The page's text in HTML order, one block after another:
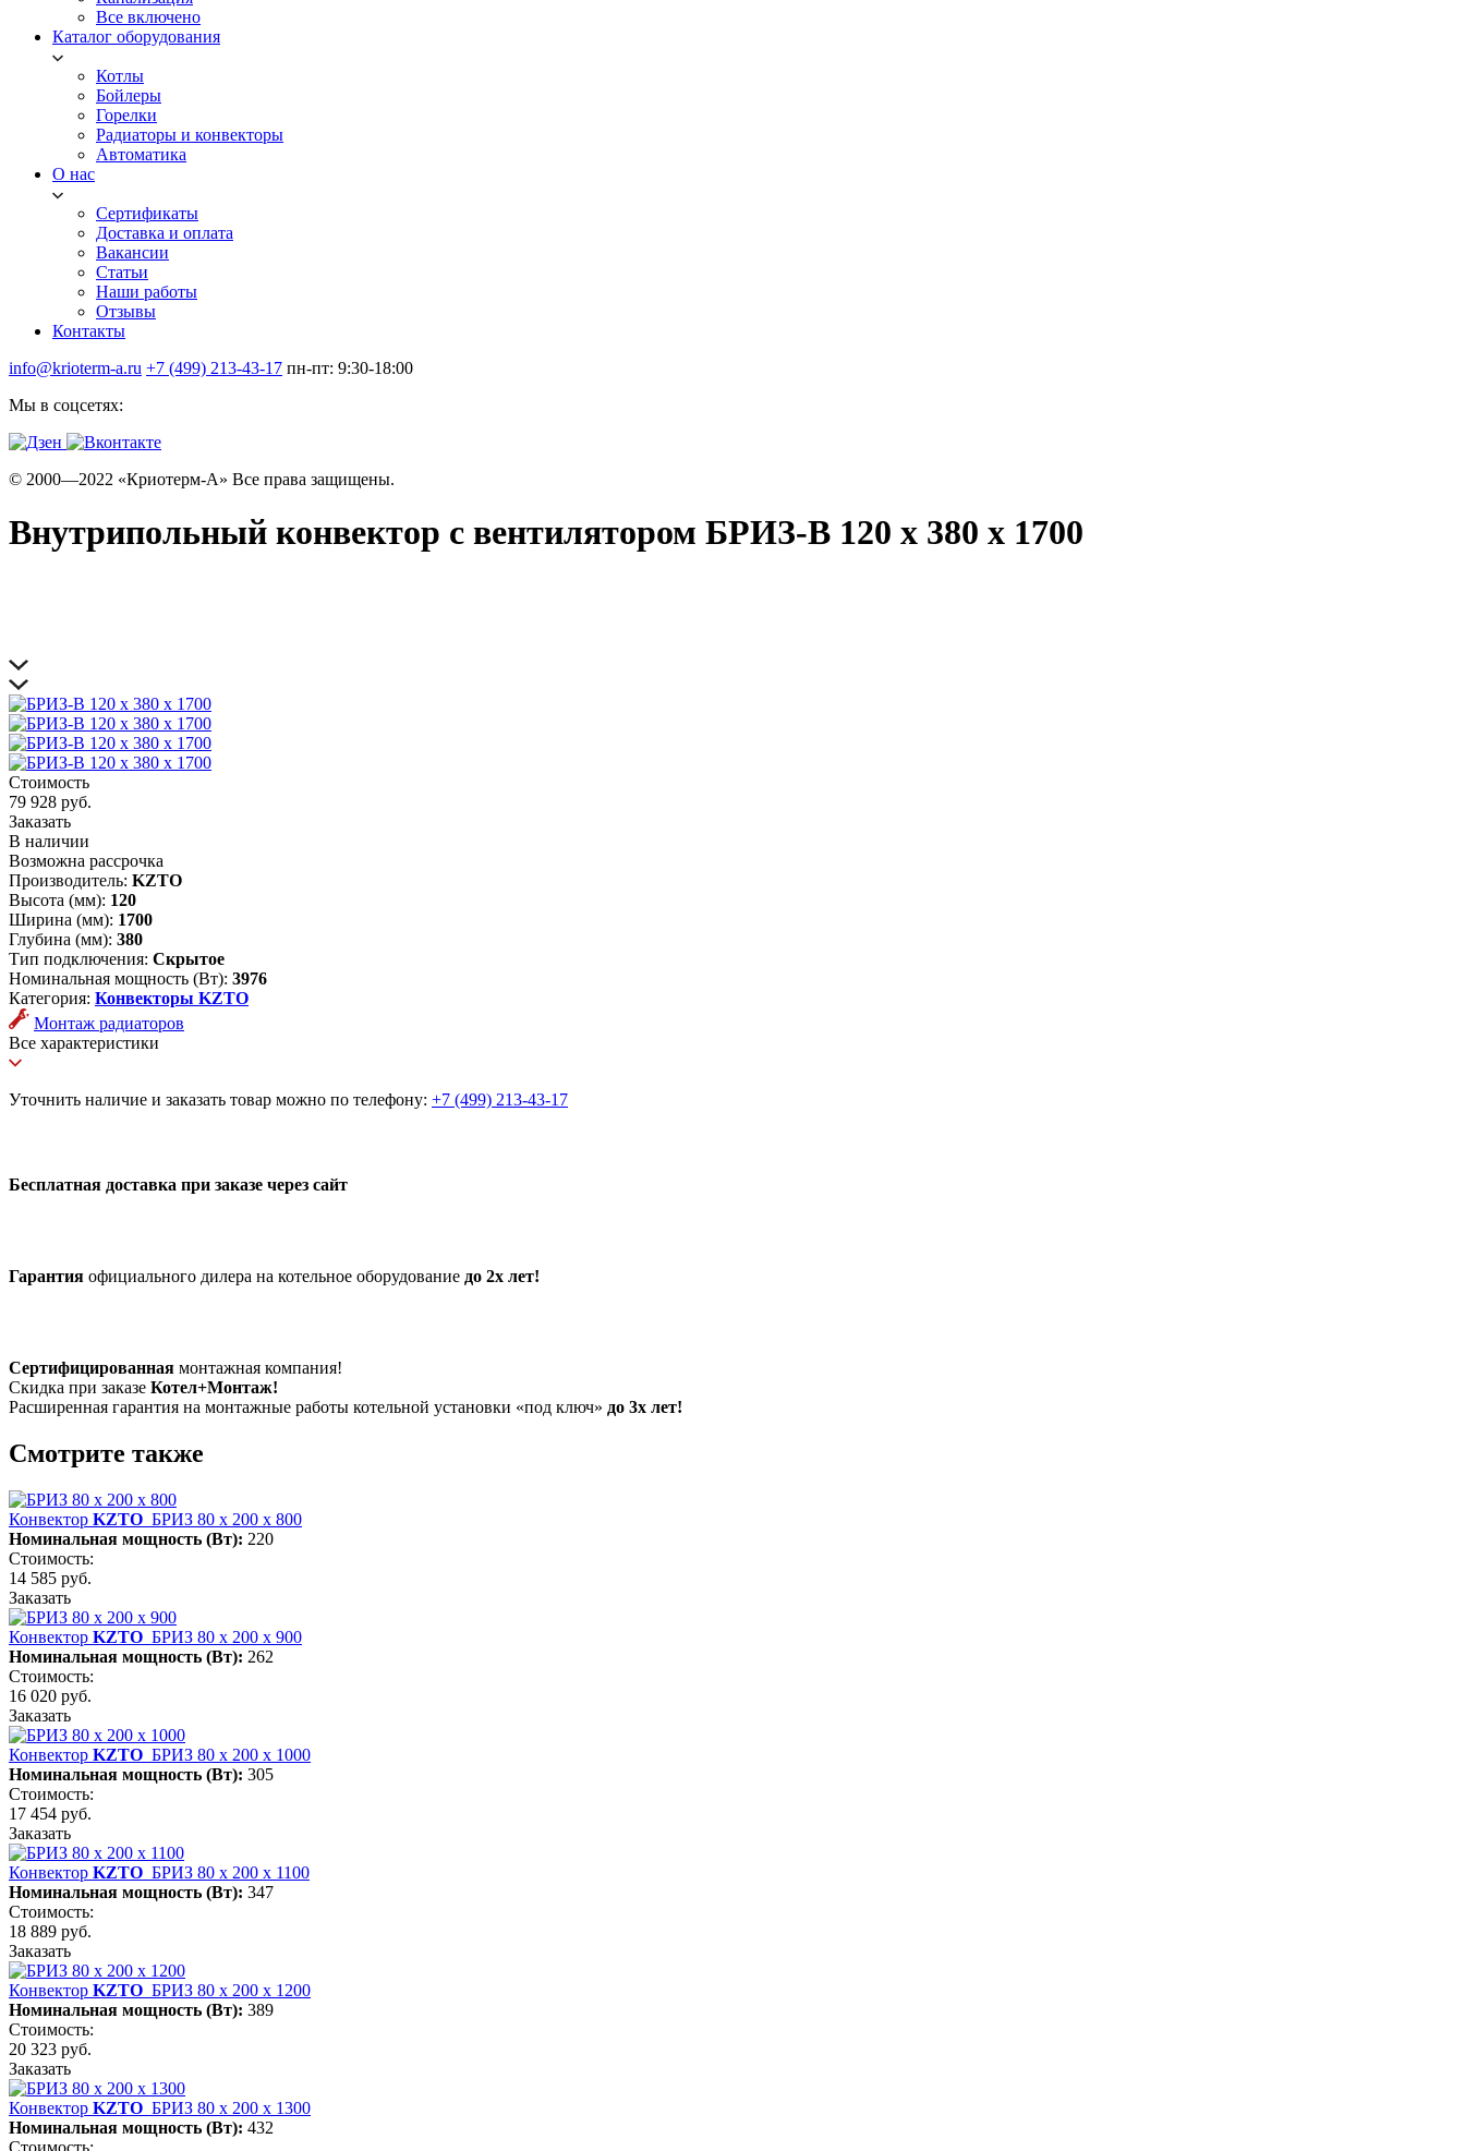
Все включено
Каталог оборудования
Котлы
Бойлеры
Горелки
Радиаторы и конвекторы
Автоматика
О нас
Сертификаты
Доставка и оплата
Вакансии
Статьи
Наши работы
Отзывы
Контакты
info@krioterm-a.ru +7 (499) 213-43-17 пн-пт: 9:30-18:00
Мы в соцсетях:
© 2000—2022 «Криотерм-А» Все права защищены.
Внутрипольный конвектор с вентилятором БРИЗ-В 120 х 380 х 1700
Стоимость
79 928 руб.
Заказать
В наличии
Возможна рассрочка
Производитель: KZTO
Высота (мм): 120
Ширина (мм): 1700
Глубина (мм): 380
Тип подключения: Скрытое
Номинальная мощность (Вт): 3976
Категория: Конвекторы KZTO
Монтаж радиаторов
Все характеристики
Уточнить наличие и заказать товар можно по телефону: +7 (499) 213-43-17
Бесплатная доставка при заказе через сайт
Гарантия официального дилера на котельное оборудование до 2х лет!
Сертифицированная монтажная компания!
Скидка при заказе Котел+Монтаж!
Расширенная гарантия на монтажные работы котельной установки «под ключ» до 3х лет!
Смотрите также
Конвектор KZTO БРИЗ 80 х 200 х 800
Номинальная мощность (Вт): 220
Стоимость:
14 585 руб.
Заказать
Конвектор KZTO БРИЗ 80 х 200 х 900
Номинальная мощность (Вт): 262
Стоимость:
16 020 руб.
Заказать
Конвектор KZTO БРИЗ 80 х 200 х 1000
Номинальная мощность (Вт): 305
Стоимость:
17 454 руб.
Заказать
Конвектор KZTO БРИЗ 80 х 200 х 1100
Номинальная мощность (Вт): 347
Стоимость:
18 889 руб.
Заказать
Конвектор KZTO БРИЗ 80 х 200 х 1200
Номинальная мощность (Вт): 389
Стоимость:
20 323 руб.
Заказать
Конвектор KZTO БРИЗ 80 х 200 х 1300
Номинальная мощность (Вт): 432
Стоимость: